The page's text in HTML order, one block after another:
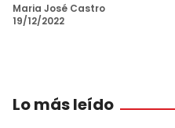
Maria José Castro
19/12/2022
Lo más leído